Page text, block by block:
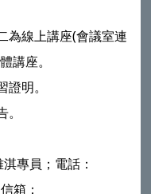
為線上講座(會議室連
講座。
明。
專員；電話：
箱：